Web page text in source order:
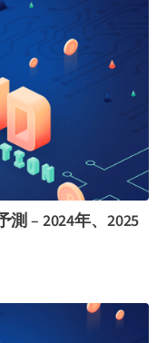
– 2024年、2025